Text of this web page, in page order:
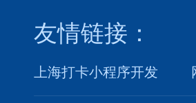
友情链接：
上海打卡小程序开发